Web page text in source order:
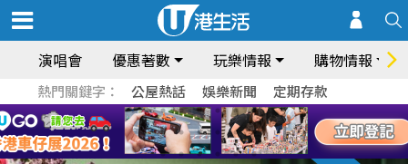
演唱會 優惠著數 玩樂情報 購物情報
熱門關鍵字： 公屋熱話 娛樂新聞 定期存款